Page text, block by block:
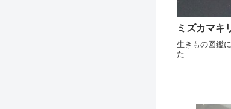
ミズカマキ
生きもの図鑑
た